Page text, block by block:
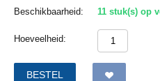
Beschikbaarheid:
11 stuk(s) op
Hoeveelheid:
BESTEL